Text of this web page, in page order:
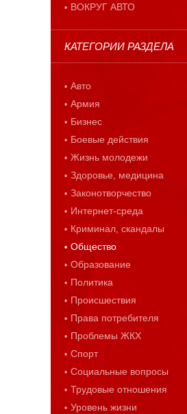
ВОКРУГ АВТО
КАТЕГОРИИ РАЗДЕЛА
Авто
Армия
Бизнес
Боевые действия
Жизнь молодежи
Здоровье, медицина
Законотворчество
Интернет-среда
Криминал, скандалы
Общество
Образование
Политика
Происшествия
Права потребителя
Проблемы ЖКХ
Спорт
Социальные вопросы
Трудовые отношения
Уровень жизни